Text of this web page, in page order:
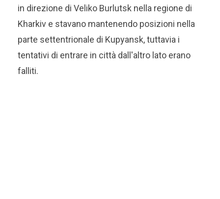
in direzione di Veliko Burlutsk nella regione di
Kharkiv e stavano mantenendo posizioni nella
parte settentrionale di Kupyansk, tuttavia i
tentativi di entrare in città dall'altro lato erano
falliti.